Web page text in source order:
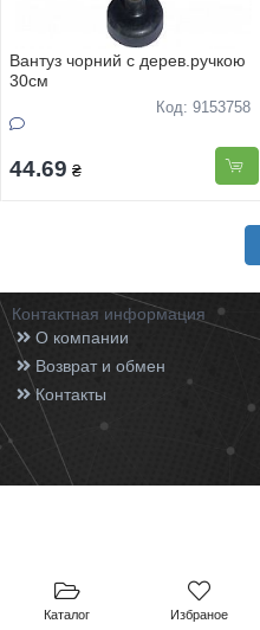
Каталог Избраное
Вантуз чорний с дерев.ручкою
30см
Код: 9153758
44.69 ₴
Контактная информация
О компании
Возврат и обмен
Контакты